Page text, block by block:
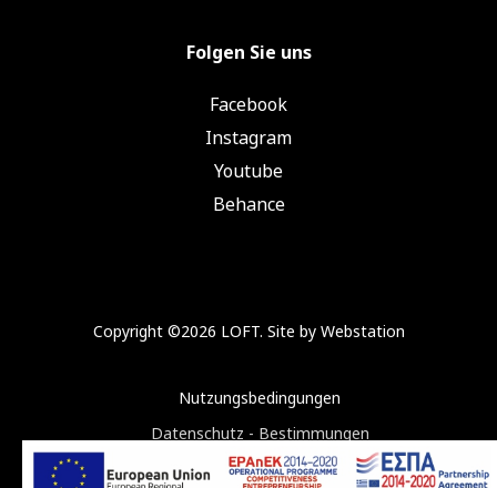
Folgen Sie uns
Facebook
Instagram
Youtube
Behance
Copyright ©2026 LOFT. Site by Webstation
Nutzungsbedingungen
Datenschutz - Bestimmungen
Cookies widerrufen